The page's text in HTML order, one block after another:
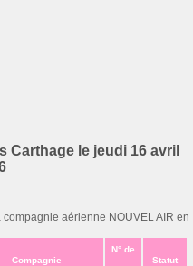
Carthage le jeudi 16 avril
aérienne NOUVEL AIR en
Compagnie
N° de
Statut